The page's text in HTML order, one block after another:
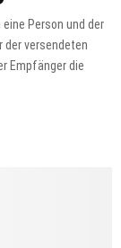
Person und der
versendeten
Empfänger die